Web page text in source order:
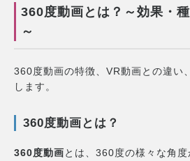
360度動画とは？～効果・
～
360度動画の特徴、VR動画との違い
します。
360度動画とは？
360度動画とは、360度の様々な角